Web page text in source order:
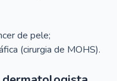
de pele;
(cirurgia de MOHS).